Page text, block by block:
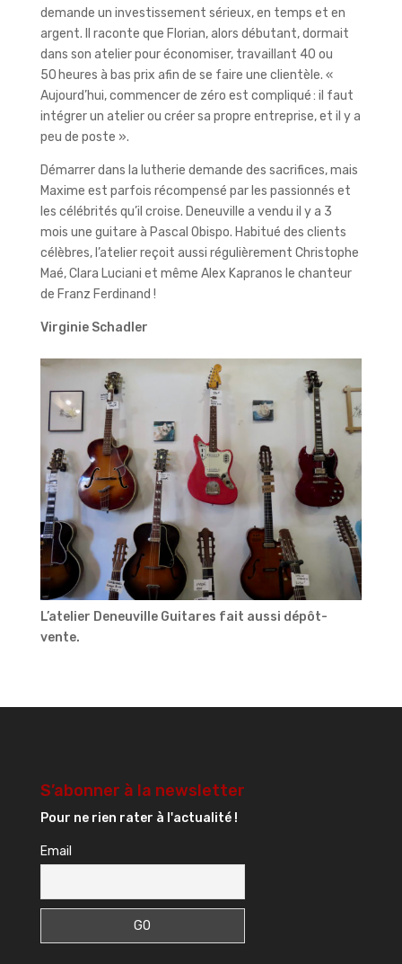
demande un investissement sérieux, en temps et en
argent. Il raconte que Florian, alors débutant, dormait
dans son atelier pour économiser, travaillant 40 ou
50 heures à bas prix afin de se faire une clientèle. «
Aujourd’hui, commencer de zéro est compliqué : il faut
intégrer un atelier ou créer sa propre entreprise, et il y a
peu de poste ».
Démarrer dans la lutherie demande des sacrifices, mais
Maxime est parfois récompensé par les passionnés et
les célébrités qu’il croise. Deneuville a vendu il y a 3
mois une guitare à Pascal Obispo. Habitué des clients
célèbres, l’atelier reçoit aussi régulièrement Christophe
Maé, Clara Luciani et même Alex Kapranos le chanteur
de Franz Ferdinand !
Virginie Schadler
L’atelier Deneuville Guitares fait aussi dépôt-
vente.
S’abonner à la newsletter
Pour ne rien rater à l'actualité !
Email